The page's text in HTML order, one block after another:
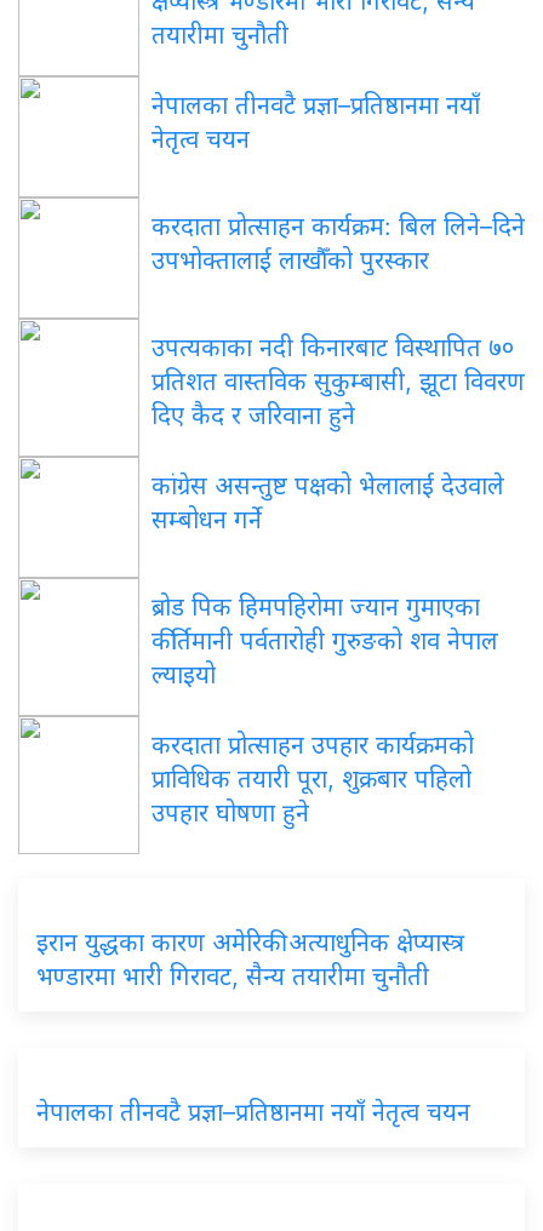
तयारीमा चुनौती
नेपालका तीनवटै प्रज्ञा–प्रतिष्ठानमा नयाँ
नेतृत्व चयन
करदाता प्रोत्साहन कार्यक्रम: बिल लिने–दिने
उपभोक्तालाई लाखौँको पुरस्कार
उपत्यकाका नदी किनारबाट विस्थापित ७०
प्रतिशत वास्तविक सुकुम्बासी, झूटा विवरण
दिए कैद र जरिवाना हुने
कांग्रेस असन्तुष्ट पक्षको भेलालाई देउवाले
सम्बोधन गर्ने
ब्रोड पिक हिमपहिरोमा ज्यान गुमाएका
कीर्तिमानी पर्वतारोही गुरुङको शव नेपाल
ल्याइयो
करदाता प्रोत्साहन उपहार कार्यक्रमको
प्राविधिक तयारी पूरा, शुक्रबार पहिलो
उपहार घोषणा हुने
इरान युद्धका कारण अमेरिकी अत्याधुनिक क्षेप्यास्त्र
भण्डारमा भारी गिरावट, सैन्य तयारीमा चुनौती
नेपालका तीनवटै प्रज्ञा–प्रतिष्ठानमा नयाँ नेतृत्व चयन